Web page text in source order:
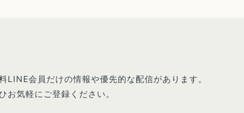
LINE会員だけの情報や優先的な配信があります。
お気軽にご登録ください。